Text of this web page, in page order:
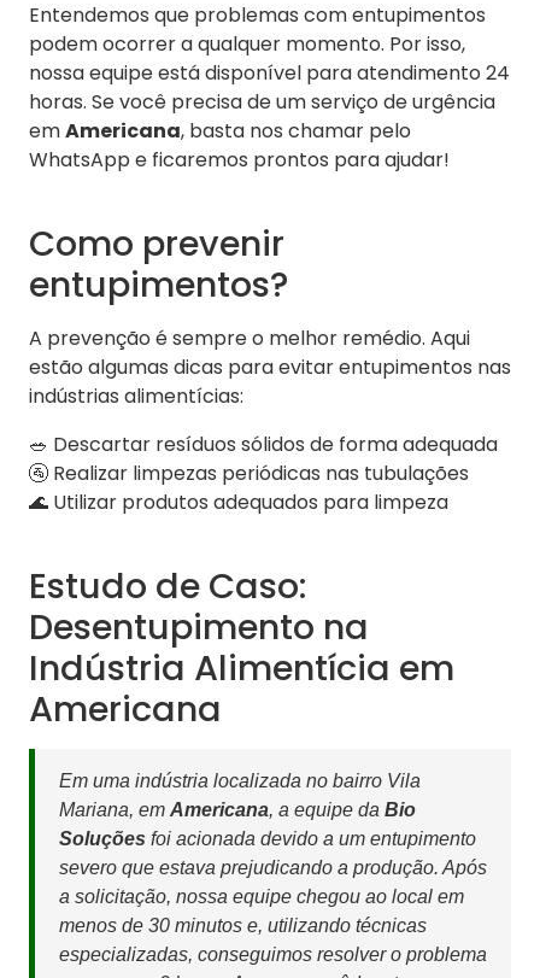
Entendemos que problemas com entupimentos
podem ocorrer a qualquer momento. Por isso,
nossa equipe está disponível para atendimento 24
horas. Se você precisa de um serviço de urgência
emAmericana, basta nos chamar pelo
WhatsApp e ficaremos prontos para ajudar!
Como prevenir
entupimentos?
A prevenção é sempre o melhor remédio. Aqui
estão algumas dicas para evitar entupimentos nas
indústrias alimentícias:
🥗 Descartar resíduos sólidos de forma adequada
🚰 Realizar limpezas periódicas nas tubulações
🌊 Utilizar produtos adequados para limpeza
Estudo de Caso:
Desentupimento na
Indústria Alimentícia em
Americana
Em uma indústria localizada no bairro Vila
Mariana, em Americana, a equipe da Bio
Soluções foi acionada devido a um entupimento
severo que estava prejudicando a produção. Após
a solicitação, nossa equipe chegou ao local em
menos de 30 minutos e, utilizando técnicas
especializadas, conseguimos resolver o problema